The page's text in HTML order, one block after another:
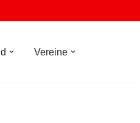
Vereine